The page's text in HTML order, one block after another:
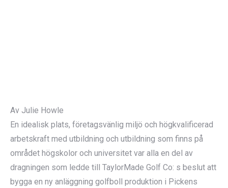
Av Julie Howle
En idealisk plats, företagsvänlig miljö och högkvalificerad
arbetskraft med utbildning och utbildning som finns på
området högskolor och universitet var alla en del av
dragningen som ledde till TaylorMade Golf Co: s beslut att
bygga en ny anläggning golfboll produktion i Pickens